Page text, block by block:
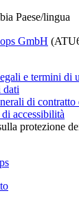
Paese/lingua
GmbH
e termini di
dati
di
accessibilità
protezione